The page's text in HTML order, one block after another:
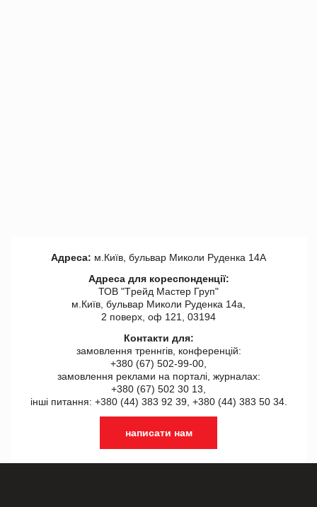
Адреса: м.Київ, бульвар Миколи Руденка 14А
Адреса для кореспонденції:
ТОВ "Tрейд Мастер Груп"
м.Київ, бульвар Миколи Руденка 14а,
2 поверх, оф 121, 03194
Контакти для:
замовлення треннгів, конференцій:
+380 (67) 502-99-00,
замовлення реклами на порталі, журналах:
+380 (67) 502 30 13,
інші питання: +380 (44) 383 92 39, +380 (44) 383 50 34.
написати нам